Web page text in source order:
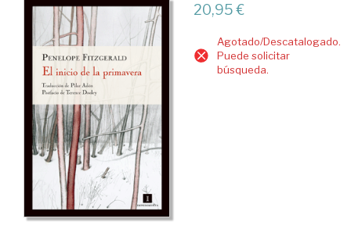
20,95 €
Agotado/Descatalogado.
Puede solicitar
búsqueda.